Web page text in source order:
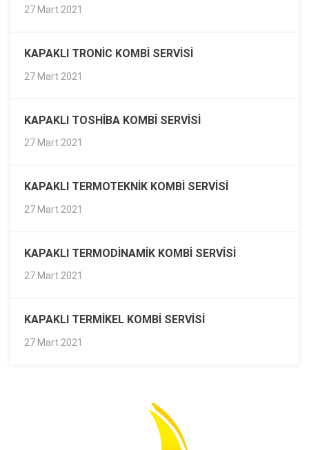
27 Mart 2021
KAPAKLI TRONIC KOMBI SERVISI
27 Mart 2021
KAPAKLI TOSHIBA KOMBI SERVISI
27 Mart 2021
KAPAKLI TERMOTEKNIK KOMBI SERVISI
27 Mart 2021
KAPAKLI TERMODINAMIK KOMBI SERVISI
27 Mart 2021
KAPAKLI TERMIKEL KOMBI SERVISI
27 Mart 2021